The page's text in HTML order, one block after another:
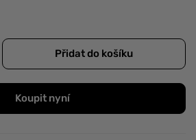
Přidat do košíku
Koupit nyní